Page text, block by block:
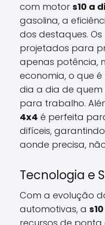
com motor s10 a
gasolina, a
dos destaques.
projetados para
apenas potência,
economia, o que
dia a dia de quem
para trabalho.
4x4 é perfeita
difíceis,
aonde precisa,
Tecnologia e
Com a evolução
automotivas, a